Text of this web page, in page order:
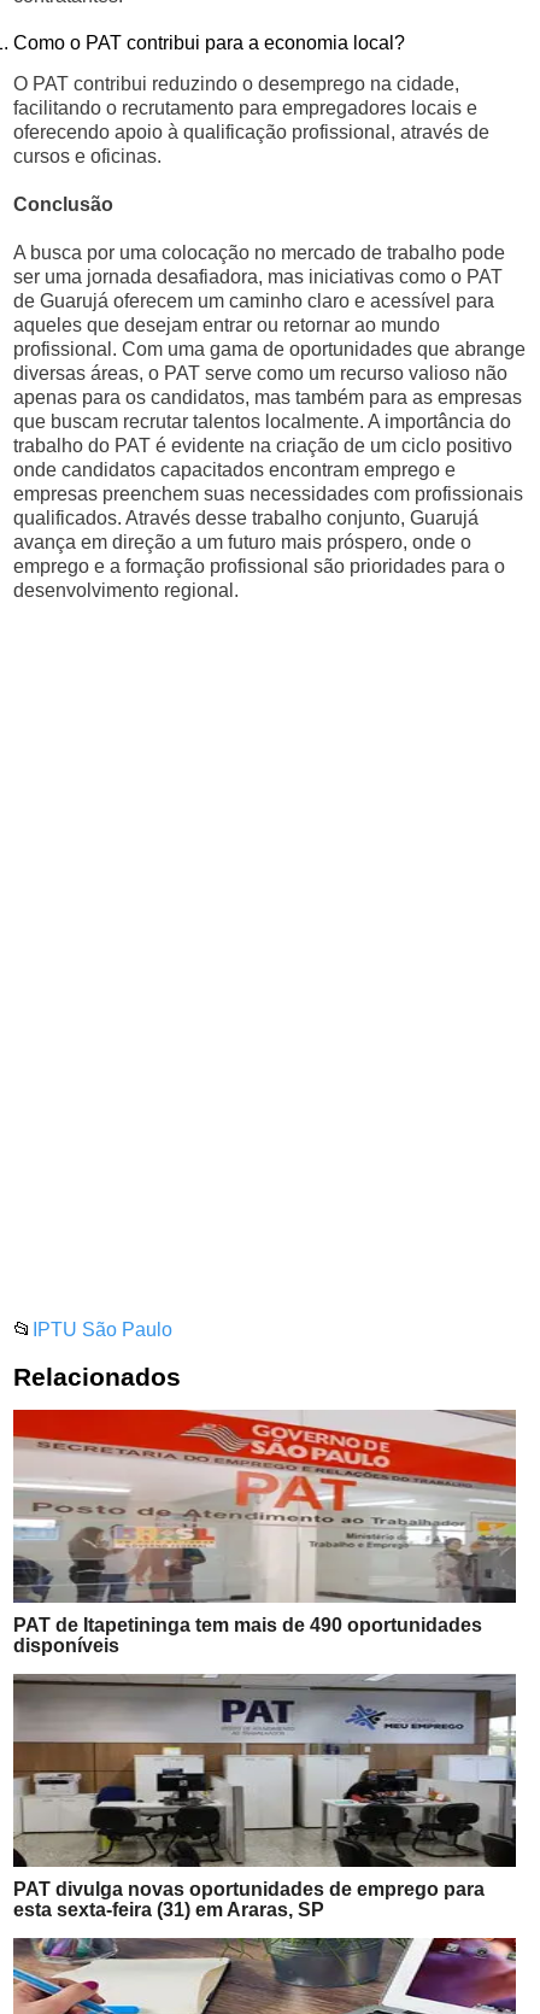
Como o PAT contribui para a economia local?
O PAT contribui reduzindo o desemprego na cidade,
facilitando o recrutamento para empregadores locais e
oferecendo apoio à qualificação profissional, através de
cursos e oficinas.
Conclusão
A busca por uma colocação no mercado de trabalho pode
ser uma jornada desafiadora, mas iniciativas como o PAT
de Guarujá oferecem um caminho claro e acessível para
aqueles que desejam entrar ou retornar ao mundo
profissional. Com uma gama de oportunidades que abrange
diversas áreas, o PAT serve como um recurso valioso não
apenas para os candidatos, mas também para as empresas
que buscam recrutar talentos localmente. A importância do
trabalho do PAT é evidente na criação de um ciclo positivo
onde candidatos capacitados encontram emprego e
empresas preenchem suas necessidades com profissionais
qualificados. Através desse trabalho conjunto, Guarujá
avança em direção a um futuro mais próspero, onde o
emprego e a formação profissional são prioridades para o
desenvolvimento regional.
📂 IPTU São Paulo
Relacionados
PAT de Itapetininga tem mais de 490 oportunidades
disponíveis
PAT divulga novas oportunidades de emprego para
esta sexta-feira (31) em Araras, SP